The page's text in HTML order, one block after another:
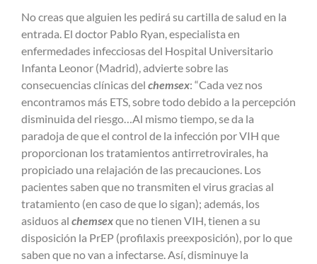
No creas que alguien les pedirá su cartilla de salud en la
entrada. El doctor Pablo Ryan, especialista en
enfermedades infecciosas del Hospital Universitario
Infanta Leonor (Madrid), advierte sobre las
consecuencias clínicas del chemsex: “Cada vez nos
encontramos más ETS, sobre todo debido a la percepción
disminuida del riesgo…Al mismo tiempo, se da la
paradoja de que el control de la infección por VIH que
proporcionan los tratamientos antirretrovirales, ha
propiciado una relajación de las precauciones. Los
pacientes saben que no transmiten el virus gracias al
tratamiento (en caso de que lo sigan); además, los
asiduos al chemsexque no tienen VIH, tienen a su
disposición la PrEP (profilaxis preexposición), por lo que
saben que no van a infectarse. Así, disminuye la